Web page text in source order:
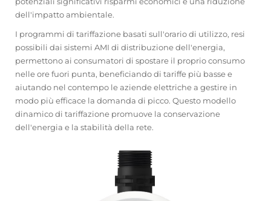
dell'impatto ambientale.
I programmi di tariffazione basati sull'orario di utilizzo, resi
possibili dai sistemi AMI di distribuzione dell'energia,
permettono ai consumatori di spostare il proprio consumo
nelle ore fuori punta, beneficiando di tariffe più basse e
aiutando nel contempo le aziende elettriche a gestire in
modo più efficace la domanda di picco. Questo modello
dinamico di tariffazione promuove la conservazione
dell'energia e la stabilità della rete.